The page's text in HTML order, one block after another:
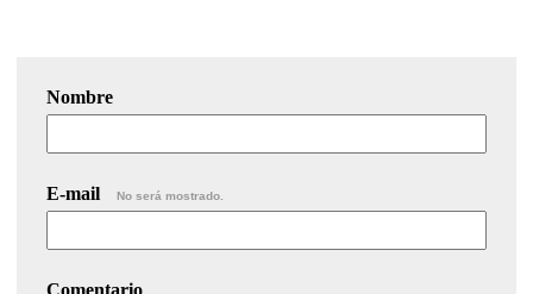
Nombre
E-mail No será mostrado.
Comentario